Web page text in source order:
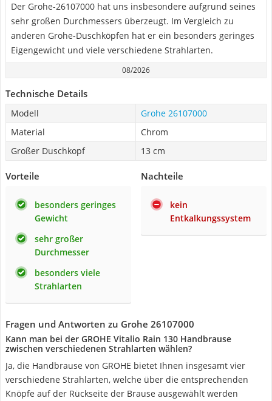
Der Grohe-26107000 hat uns insbesondere aufgrund seines
sehr großen Durchmessers überzeugt. Im Vergleich zu
anderen Grohe-Duschköpfen hat er ein besonders geringes
Eigengewicht und viele verschiedene Strahlarten.
08/2026
Technische Details
Modell
Grohe 26107000
Material
Chrom
Großer Duschkopf
13 cm
Vorteile
besonders geringes
Gewicht
sehr großer
Durchmesser
besonders viele
Strahlarten
Nachteile
kein
Entkalkungssystem
Fragen und Antworten zu Grohe 26107000
Kann man bei der GROHE Vitalio Rain 130 Handbrause
zwischen verschiedenen Strahlarten wählen?
Ja, die Handbrause von GROHE bietet Ihnen insgesamt vier
verschiedene Strahlarten, welche über die entsprechenden
Knöpfe auf der Rückseite der Brause ausgewählt werden